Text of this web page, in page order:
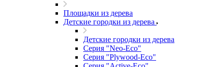
Площадки из дерева
Детские городки из дерева
Детские городки из дерева
Серия "Neo-Eco"
Серия "Plywood-Eco"